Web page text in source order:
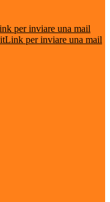
per inviare una mail
Link per inviare una mail